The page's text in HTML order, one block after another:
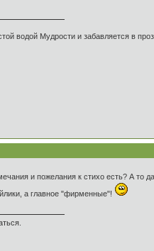
водой Мудрости и забавляется в
и пожелания к стихо есть? А то
а главное "фирменные"!